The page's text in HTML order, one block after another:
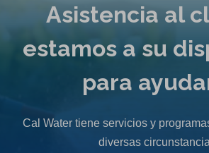
Asistencia al
estamos a su
para
Cal Water tiene servicios y
diversas